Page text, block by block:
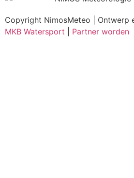
Copyright NimosMeteo | Ontwerp
MKB Watersport
Partner worden